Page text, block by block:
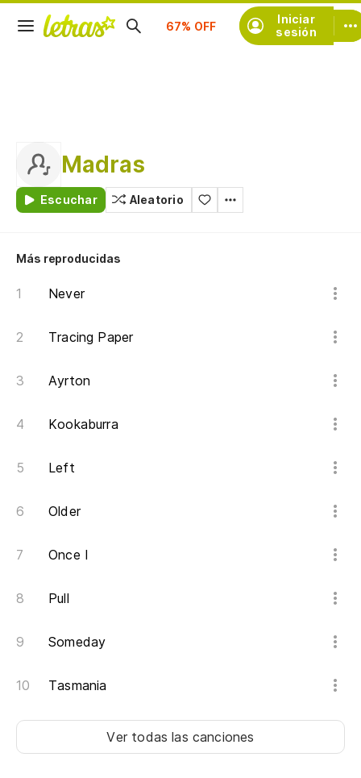
Iniciar
sesión
Suscríbete
Madras
Escuchar Aleatorio
Más reproducidas
Never
Tracing Paper
Ayrton
Kookaburra
Left
Older
Once I
Pull
Someday
Tasmania
Ver todas las canciones